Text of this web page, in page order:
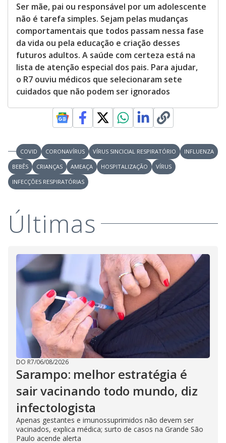
Ser mãe, pai ou responsável por um adolescente
não é tarefa simples. Sejam pelas mudanças
comportamentais que todos passam nessa fase
da vida ou pela educação e criação desses
futuros adultos. A saúde com certeza está na
lista de atenção especial dos pais. Para ajudar,
o R7 ouviu médicos que selecionaram sete
cuidados que não podem ser ignorados
COVID CORONAVÍRUS VÍRUS SINCICIAL RESPIRATÓRIO
INFLUENZA
BEBÊS
CRIANÇAS AMEAÇA HOSPITALIZAÇÃO
VÍRUS
INFECÇÕES RESPIRATÓRIAS
Últimas
DO R7/06/08/2026
Sarampo: melhor estratégia é
sair vacinando todo mundo, diz
infectologista
Apenas gestantes e imunossuprimidos não devem ser
vacinados, explica médica; surto de casos na Grande São
Paulo acende alerta